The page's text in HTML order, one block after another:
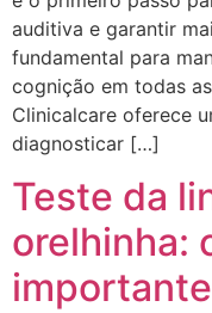
auditiva e garantir
fundamental para
cognição em todas
Clinicalcare oferece
diagnosticar […]
Teste da
orelhinha: